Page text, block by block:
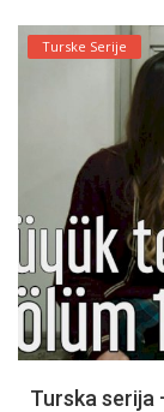
Turske Serije
Turska serija